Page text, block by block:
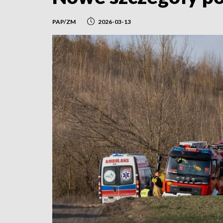
PAP/ZM 2026-03-13